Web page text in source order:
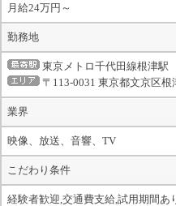
月給24万円～
勤務地
東京メトロ千代田線根津駅
〒113-0031 東京都文京区
業界
映像、放送、音響、TV
こだわり条件
経験者歓迎,交通費支給,試用期間あ